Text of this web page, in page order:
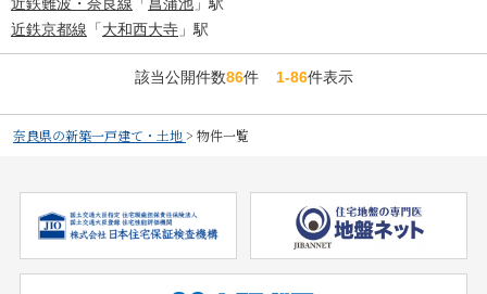
近鉄京都線 「大和西大寺 」駅
該当公開件数86件1-86件表示
奈良県の新築一戸建て・土地> 物件一覧